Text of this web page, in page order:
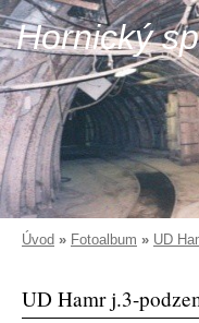
Hornický
Úvod » Fotoalbum » UD
UD Hamr j.3-